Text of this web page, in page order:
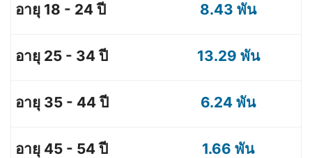
8.43 พัน
13.29 พัน
6.24 พัน
1.66 พัน